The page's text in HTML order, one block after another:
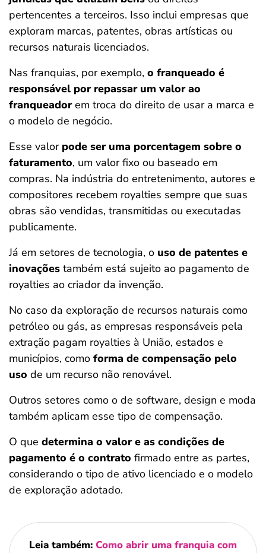
pertencentes a terceiros. Isso inclui empresas que
exploram marcas, patentes, obras artísticas ou
recursos naturais licenciados.
Nas franquias, por exemplo, o franqueado é
responsável por repassar um valor ao
franqueadorem troca do direito de usar a marca e
o modelo de negócio.
Esse valor pode ser uma porcentagem sobre o
faturamento, um valor fixo ou baseado em
compras. Na indústria do entretenimento, autores e
compositores recebem royalties sempre que suas
obras são vendidas, transmitidas ou executadas
publicamente.
Já em setores de tecnologia, o uso de patentes e
inovações também está sujeito ao pagamento de
royalties ao criador da invenção.
No caso da exploração de recursos naturais como
petróleo ou gás, as empresas responsáveis pela
extração pagam royalties à União, estados e
municípios, como forma de compensação pelo
uso de um recurso não renovável.
Outros setores como o de software, design e moda
também aplicam esse tipo de compensação.
O que determina o valor e as condições de
pagamento é o contrato firmado entre as partes,
considerando o tipo de ativo licenciado e o modelo
de exploração adotado.
Leia também: Como abrir uma franquia com